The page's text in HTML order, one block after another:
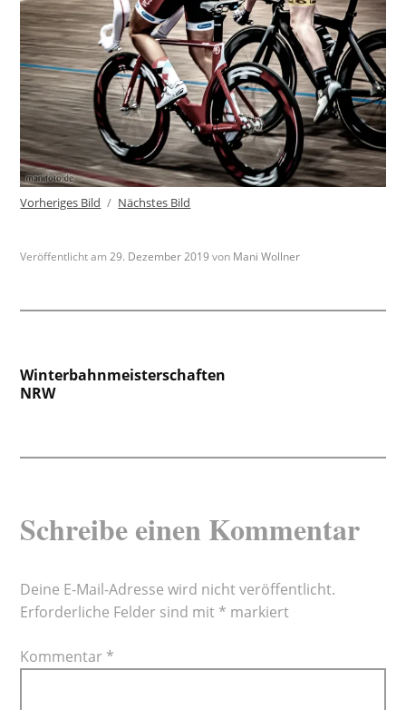
Vorheriges Bild Nächstes Bild
Veröffentlicht am29. Dezember 2019 von Mani Wollner
Beitragsnavigation
Winterbahnmeisterschaften
NRW
Schreibe einen Kommentar
Deine E-Mail-Adresse wird nicht veröffentlicht.
Erforderliche Felder sind mit * markiert
Kommentar *